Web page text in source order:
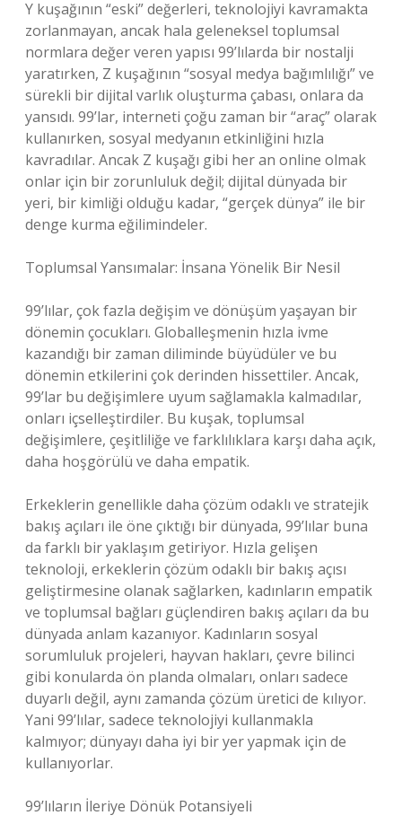
Y kuşağının “eski” değerleri, teknolojiyi kavramakta
zorlanmayan, ancak hala geleneksel toplumsal
normlara değer veren yapısı 99’lılarda bir nostalji
yaratırken, Z kuşağının “sosyal medya bağımlılığı” ve
sürekli bir dijital varlık oluşturma çabası, onlara da
yansıdı. 99’lar, interneti çoğu zaman bir “araç” olarak
kullanırken, sosyal medyanın etkinliğini hızla
kavradılar. Ancak Z kuşağı gibi her an online olmak
onlar için bir zorunluluk değil; dijital dünyada bir
yeri, bir kimliği olduğu kadar, “gerçek dünya” ile bir
denge kurma eğilimindeler.
Toplumsal Yansımalar: İnsana Yönelik Bir Nesil
99’lılar, çok fazla değişim ve dönüşüm yaşayan bir
dönemin çocukları. Globalleşmenin hızla ivme
kazandığı bir zaman diliminde büyüdüler ve bu
dönemin etkilerini çok derinden hissettiler. Ancak,
99’lar bu değişimlere uyum sağlamakla kalmadılar,
onları içselleştirdiler. Bu kuşak, toplumsal
değişimlere, çeşitliliğe ve farklılıklara karşı daha açık,
daha hoşgörülü ve daha empatik.
Erkeklerin genellikle daha çözüm odaklı ve stratejik
bakış açıları ile öne çıktığı bir dünyada, 99’lılar buna
da farklı bir yaklaşım getiriyor. Hızla gelişen
teknoloji, erkeklerin çözüm odaklı bir bakış açısı
geliştirmesine olanak sağlarken, kadınların empatik
ve toplumsal bağları güçlendiren bakış açıları da bu
dünyada anlam kazanıyor. Kadınların sosyal
sorumluluk projeleri, hayvan hakları, çevre bilinci
gibi konularda ön planda olmaları, onları sadece
duyarlı değil, aynı zamanda çözüm üretici de kılıyor.
Yani 99’lılar, sadece teknolojiyi kullanmakla
kalmıyor; dünyayı daha iyi bir yer yapmak için de
kullanıyorlar.
99’lıların İleriye Dönük Potansiyeli